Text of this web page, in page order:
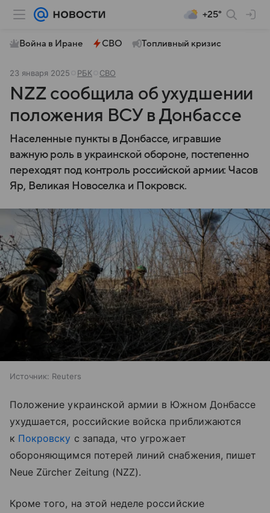
+25°
Война в Иране СВО Топливный кризис
23 января 2025 РБК СВО
NZZ сообщила об ухудшении
положения ВСУ в Донбассе
Населенные пункты в Донбассе, игравшие
важную роль в украинской обороне, постепенно
переходят под контроль российской армии: Часов
Яр, Великая Новоселка и Покровск.
Источник: Reuters
Положение украинской армии в Южном Донбассе
ухудшается, российские войска приближаются
к Покровску с запада, что угрожает
обороняющимся потерей линий снабжения, пишет
Neue Zürcher Zeitung (NZZ).
Кроме того, на этой неделе российские